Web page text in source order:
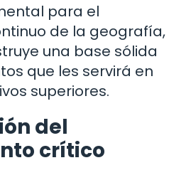
para el
de la geografía,
una base sólida
que les servirá en
superiores.
del
crítico